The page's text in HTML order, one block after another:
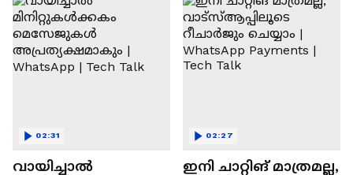
വായിച്ചാൽ
02:31
ഇനി ചാറ്റിങ് മാത്രമല്ല,
02:27